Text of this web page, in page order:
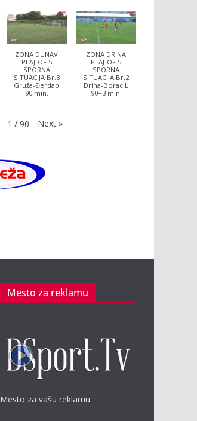
ZONA DUNAV
PLAJ-OF 5
SPORNA
SITUACIJA Br.3
Gruža-Đerdap
90 min.
ZONA DRINA
PLAJ-OF 5
SPORNA
SITUACIJA Br.2
Drina-Borac L
90+3 min.
1 / 90 Next »
Mesto za reklamu
Mesto za vašu reklamu